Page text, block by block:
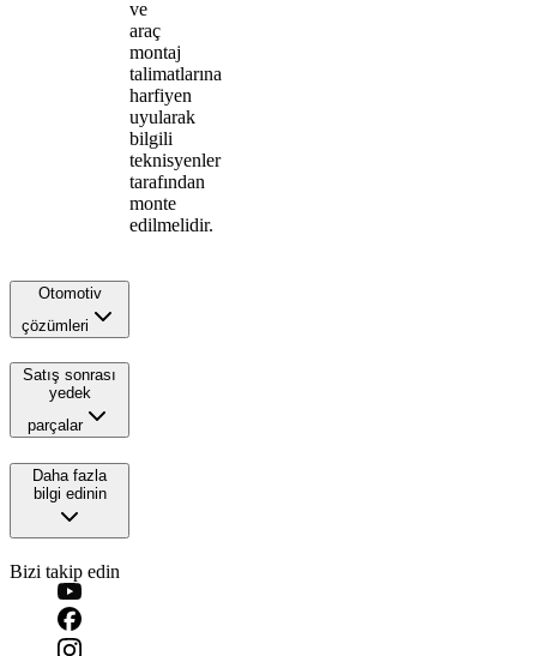
ve
araç
montaj
talimatlarına
harfiyen
uyularak
bilgili
teknisyenler
tarafından
monte
edilmelidir.
Otomotiv
çözümleri
Satış sonrası
yedek
parçalar
Daha fazla
bilgi edinin
Bizi takip edin